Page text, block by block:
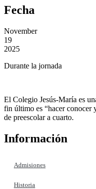
Fecha
November
19
2025
Durante la jornada
El Colegio Jesús-María es
fin último es “hacer conocer
de preescolar a cuarto.
Información
Admisiones
Historia